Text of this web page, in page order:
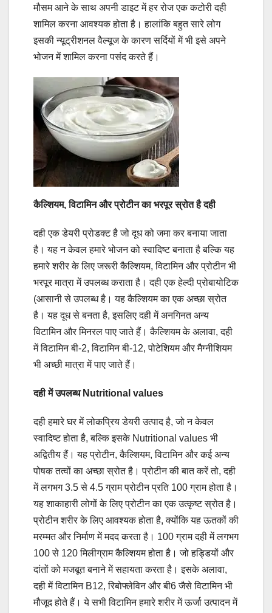
मौसम आने के साथ अपनी डाइट में हर रोज एक कटोरी दही
शामिल करना आवश्यक होता है। हालांकि बहुत सारे लोग
इसकी न्यूट्रीशनल वैल्यूज के कारण सर्दियों में भी इसे अपने
भोजन में शामिल करना पसंद करते हैं।
कैल्शियम, विटामिन और प्रोटीन का भरपूर स्रोत है दही
दही एक डेयरी प्रोडक्ट है जो दूध को जमा कर बनाया जाता
है। यह न केवल हमारे भोजन को स्वादिष्ट बनाता है बल्कि यह
हमारे शरीर के लिए जरूरी कैल्शियम, विटामिन और प्रोटीन भी
भरपूर मात्रा में उपलब्ध कराता है। दही एक हेल्दी प्रोबायोटिक
(आसानी से उपलब्ध है। यह कैल्शियम का एक अच्छा स्रोत
है। यह दूध से बनता है, इसलिए दही में अनगिनत अन्य
विटामिन और मिनरल पाए जाते हैं। कैल्शियम के अलावा, दही
में विटामिन बी-2, विटामिन बी-12, पोटेशियम और मैग्नीशियम
भी अच्छी मात्रा में पाए जाते हैं।
दही में उपलब्ध Nutritional values
दही हमारे घर में लोकप्रिय डेयरी उत्पाद है, जो न केवल
स्वादिष्ट होता है, बल्कि इसके Nutritional values भी
अद्वितीय हैं। यह प्रोटीन, कैल्शियम, विटामिन और कई अन्य
पोषक तत्वों का अच्छा स्रोत है। प्रोटीन की बात करें तो, दही
में लगभग 3.5 से 4.5 ग्राम प्रोटीन प्रति 100 ग्राम होता है।
यह शाकाहारी लोगों के लिए प्रोटीन का एक उत्कृष्ट स्रोत है।
प्रोटीन शरीर के लिए आवश्यक होता है, क्योंकि यह ऊतकों की
मरम्मत और निर्माण में मदद करता है। 100 ग्राम दही में लगभग
100 से 120 मिलीग्राम कैल्शियम होता है। जो हड्डियों और
दांतों को मजबूत बनाने में सहायता करता है। इसके अलावा,
दही में विटामिन B12, रिबोफ्लेविन और बी6 जैसे विटामिन भी
मौजूद होते हैं। ये सभी विटामिन हमारे शरीर में ऊर्जा उत्पादन में